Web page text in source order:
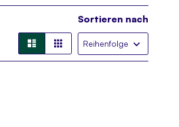
Sortieren nach
Liste